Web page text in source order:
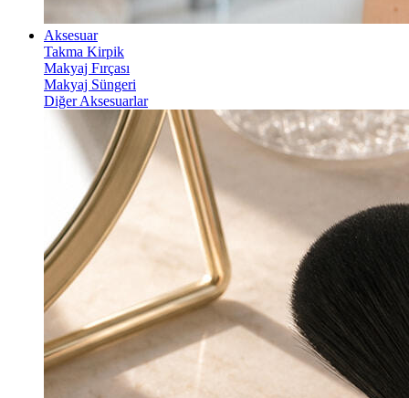
Aksesuar
Takma Kirpik
Makyaj Fırçası
Makyaj Süngeri
Diğer Aksesuarlar